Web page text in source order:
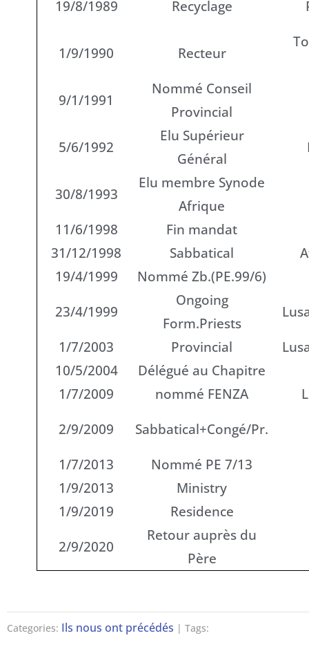
19/8/1989
Recyclage
1/9/1990 Recteur
9/1/1991
Nommé Conseil
Provincial
5/6/1992
Elu Supérieur
Général
30/8/1993
Elu membre Synode
Afrique
11/6/1998
Fin mandat
31/12/1998
Sabbatical
19/4/1999
Nommé Zb.(PE.99/6)
23/4/1999
Ongoing
Form.Priests
1/7/2003
Provincial
10/5/2004
Délégué au Chapitre
1/7/2009
nommé FENZA
2/9/2009
Sabbatical+Congé/Pr.
1/7/2013
Nommé PE 7/13
1/9/2013
Ministry
1/9/2019
Residence
2/9/2020
Retour auprès du
Père
Categories: Ils nous ont précédés | Tags: